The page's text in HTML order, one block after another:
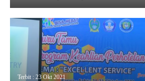
Terbit : 23 Okt 2021